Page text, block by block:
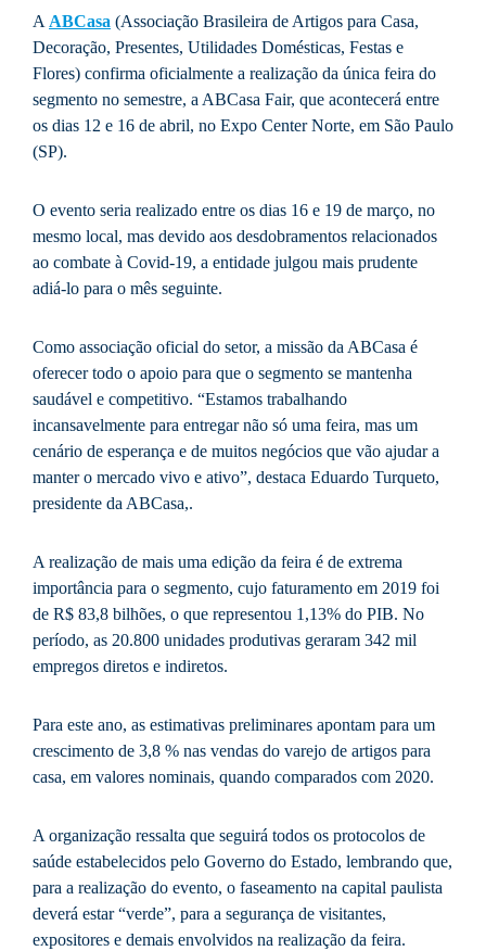
A ABCasa (Associação Brasileira de Artigos para Casa,
Decoração, Presentes, Utilidades Domésticas, Festas e
Flores) confirma oficialmente a realização da única feira do
segmento no semestre, a ABCasa Fair, que acontecerá entre
os dias 12 e 16 de abril, no Expo Center Norte, em São Paulo
(SP).
O evento seria realizado entre os dias 16 e 19 de março, no
mesmo local, mas devido aos desdobramentos relacionados
ao combate à Covid-19, a entidade julgou mais prudente
adiá-lo para o mês seguinte.
Como associação oficial do setor, a missão da ABCasa é
oferecer todo o apoio para que o segmento se mantenha
saudável e competitivo. “Estamos trabalhando
incansavelmente para entregar não só uma feira, mas um
cenário de esperança e de muitos negócios que vão ajudar a
manter o mercado vivo e ativo”, destaca Eduardo Turqueto,
presidente da ABCasa,.
A realização de mais uma edição da feira é de extrema
importância para o segmento, cujo faturamento em 2019 foi
de R$ 83,8 bilhões, o que representou 1,13% do PIB. No
período, as 20.800 unidades produtivas geraram 342 mil
empregos diretos e indiretos.
Para este ano, as estimativas preliminares apontam para um
crescimento de 3,8 % nas vendas do varejo de artigos para
casa, em valores nominais, quando comparados com 2020.
A organização ressalta que seguirá todos os protocolos de
saúde estabelecidos pelo Governo do Estado, lembrando que,
para a realização do evento, o faseamento na capital paulista
deverá estar “verde”, para a segurança de visitantes,
expositores e demais envolvidos na realização da feira.